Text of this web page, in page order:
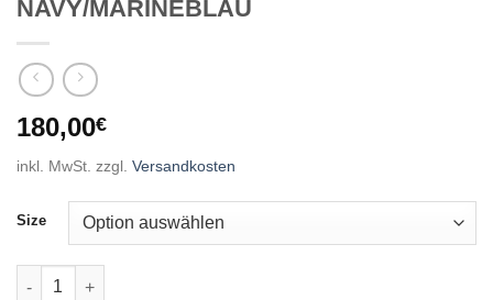
NAVY/MARINEBLAU
180,00€
inkl. MwSt. zzgl. Versandkosten
Size
LOWA - MADDOX PRO GTX LO SL NAVY/MARINEBLAU Menge